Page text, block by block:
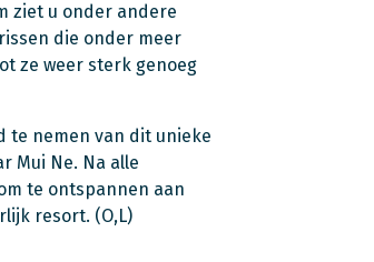
ziet u onder andere
die onder meer
ze weer sterk genoeg
te nemen van dit unieke
Mui Ne. Na alle
te ontspannen aan
resort. (O,L)